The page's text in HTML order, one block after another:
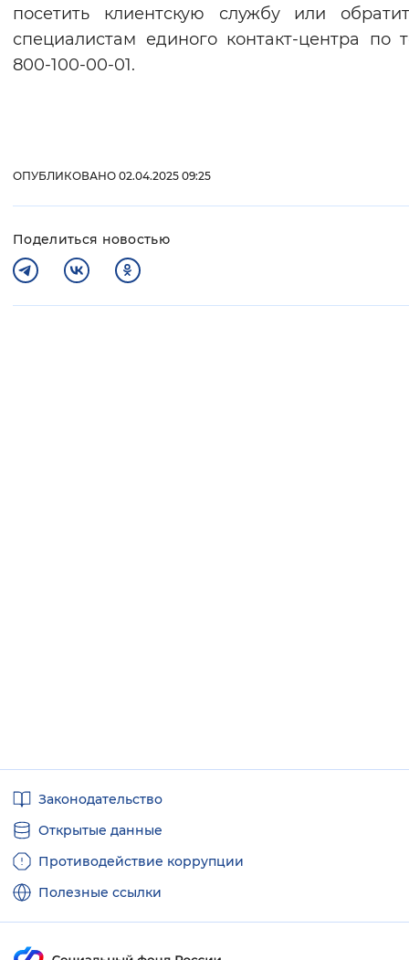
посетить клиентскую службу или
специалистам единого контакт-центра по
800-100-00-01.
ОПУБЛИКОВАНО 02.04.2025 09:25
Поделиться новостью
ссылкиЗаконодательство
Открытые данные
Противодействие коррупции
Полезные ссылки